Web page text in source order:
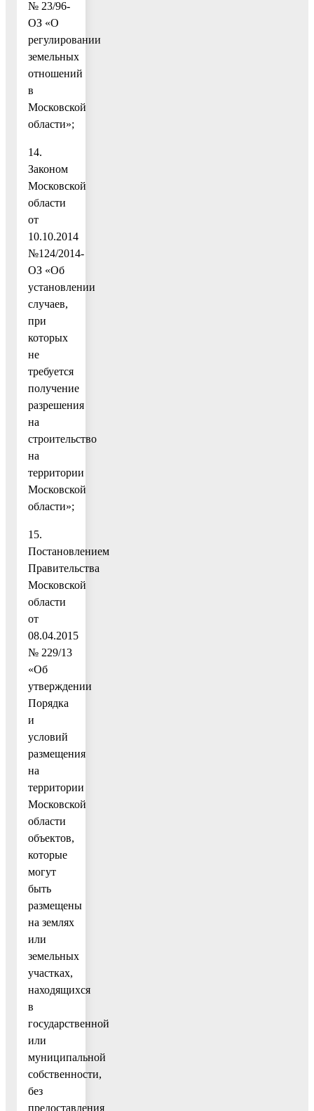
№ 23/96-
ОЗ «О
регулировании
земельных
отношений
в
Московской
области»;
14.
Законом
Московской
области
от
10.10.2014
№124/2014-
ОЗ «Об
установлении
случаев,
при
которых
не
требуется
получение
разрешения
на
строительство
на
территории
Московской
области»;
15.
Постановлением
Правительства
Московской
области
от
08.04.2015
№ 229/13
«Об
утверждении
Порядка
и
условий
размещения
на
территории
Московской
области
объектов,
которые
могут
быть
размещены
на землях
или
земельных
участках,
находящихся
в
государственной
или
муниципальной
собственности,
без
предоставления